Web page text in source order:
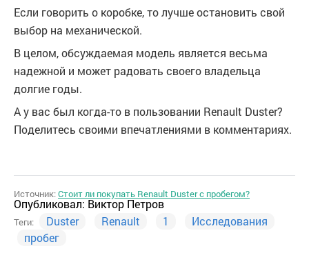
Если говорить о коробке, то лучше остановить свой
выбор на механической.
В целом, обсуждаемая модель является весьма
надежной и может радовать своего владельца
долгие годы.
А у вас был когда-то в пользовании Renault Duster?
Поделитесь своими впечатлениями в комментариях.
Источник:Стоит ли покупать Renault Duster с пробегом?
Опубликовал: Виктор Петров
Теги: Duster Renault 1
Исследования
пробег